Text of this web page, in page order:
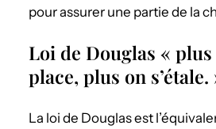
pour assurer une partie de la
Loi de Douglas « plus
place, plus on s’étale.
La loi de Douglas est